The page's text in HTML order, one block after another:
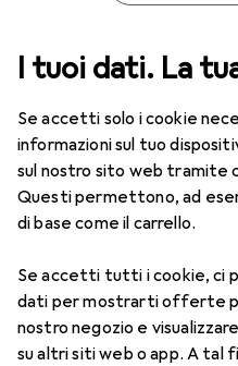
I tuoi dati. La
Se accetti solo i cookie
informazioni sul tuo
sul nostro sito web tramite
Questi permettono, ad
di base come il carrello.
Se accetti tutti i cookie, ci
dati per mostrarti offerte
nostro negozio e
su altri siti web o app. A tal
da te + Giardino Utensileria
Utensili per
ScopriForum